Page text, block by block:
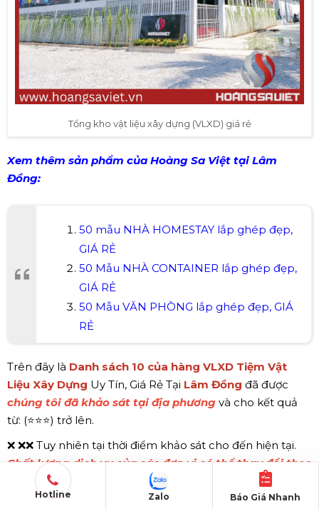
Tổng kho vật liệu xây dựng (VLXD) giá rẻ
Xem thêm sản phẩm của Hoàng Sa Việt tại Lâm
Đồng:
50 mẫu NHÀ HOMESTAY lắp ghép đẹp,
GIÁ RẺ
50 Mẫu NHÀ CONTAINER lắp ghép đẹp,
GIÁ RẺ
50 Mẫu VĂN PHÒNG lắp ghép đẹp, GIÁ
RẺ
Trên đây là Danh sách 10 của hàng VLXD Tiệm Vật
Liệu Xây Dựng Uy Tín, Giá Rẻ Tại Lâm Đồng đã được
chúng tôi đã khảo sát tại địa phương và cho kết quả
từ: (⭐⭐⭐) trở lên.
❌ ❌❌ Tuy nhiên tại thời điểm khảo sát cho đến hiện tại.
Chất lượng dịch vụ của các đơn vị có thể thay đổi theo
thời gian
Hotline Báo Giá Nhanh
Zalo